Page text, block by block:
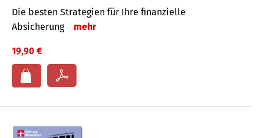
Die besten Strategien für Ihre finanzielle
Absicherung
mehr
19,90 €